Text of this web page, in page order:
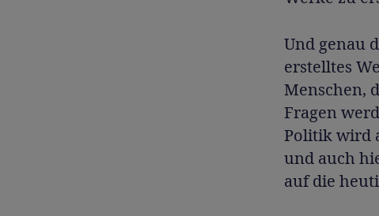
Und genau
erstelltes
Menschen,
Fragen
Politik wird
und auch
auf die